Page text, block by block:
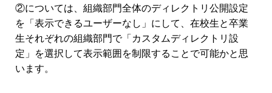
②については、組織部門全体のディレクトリ公開設定
を「表示できるユーザーなし」にして、在校生と卒業
生それぞれの組織部門で「カスタムディレクトリ設
定」を選択して表示範囲を制限することで可能かと思
います。